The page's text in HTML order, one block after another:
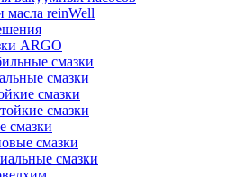
масла reinWell
ARGO
смазки
смазки
смазки
смазки
смазки
смазки
смазки